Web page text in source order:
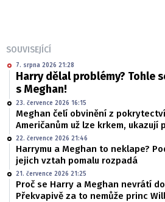
SOUVISEJÍCÍ
7. srpna 2026 21:28
Harry dělal problémy? Tohle
s Meghan!
23. července 2026 16:15
Meghan čelí obvinění z
Američanům už lze krkem, ukazují
22. července 2026 21:46
Harrymu a Meghan to neklape?
jejich vztah pomalu rozpadá
21. července 2026 21:25
Proč se Harry a Meghan nevrátí
Překvapivě za to nemůže princ